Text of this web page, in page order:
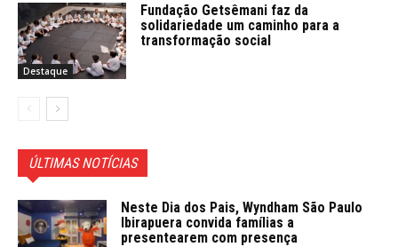
Destaque
Fundação Getsêmani faz da
solidariedade um caminho para a
transformação social
ÚLTIMAS NOTÍCIAS
Neste Dia dos Pais, Wyndham São Paulo
Ibirapuera convida famílias a
presentearem com presença